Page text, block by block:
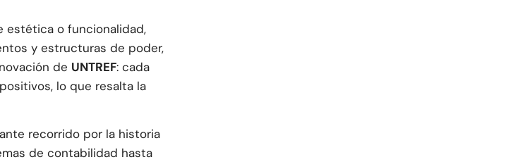
estética o funcionalidad,
y estructuras de poder,
de UNTREF: cada
lo que resalta la
recorrido por la historia
de contabilidad hasta